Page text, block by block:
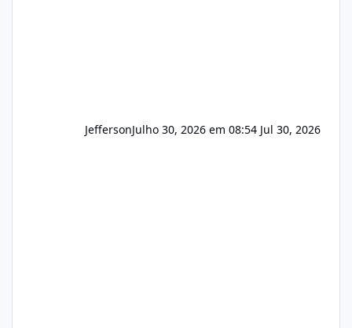
JeffersonJulho 30, 2026 em 08:54 Jul 30, 2026